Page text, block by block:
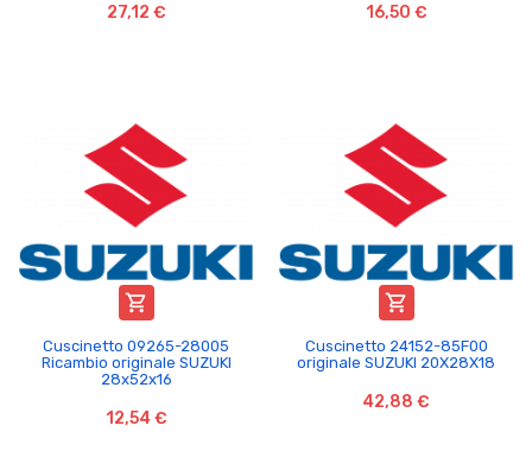
27,12 € 16,50 €

Cuscinetto 09265-28005
Ricambio originale SUZUKI
28x52x16
12,54 €

Cuscinetto 24152-85F00
originale SUZUKI 20X28X18
42,88 €